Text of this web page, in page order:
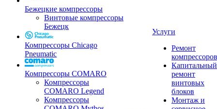
Бежецкие компрессоры
Винтовые компрессоры
Бежецк
Компрессоры Chicago
Pneumatic
Компрессоры COMARO
Компрессоры
COMARO Legend
Компрессоры
Услуги
Ремонт
компрессоров
Капитальный
ремонт
винтовых
блоков
Монтаж и